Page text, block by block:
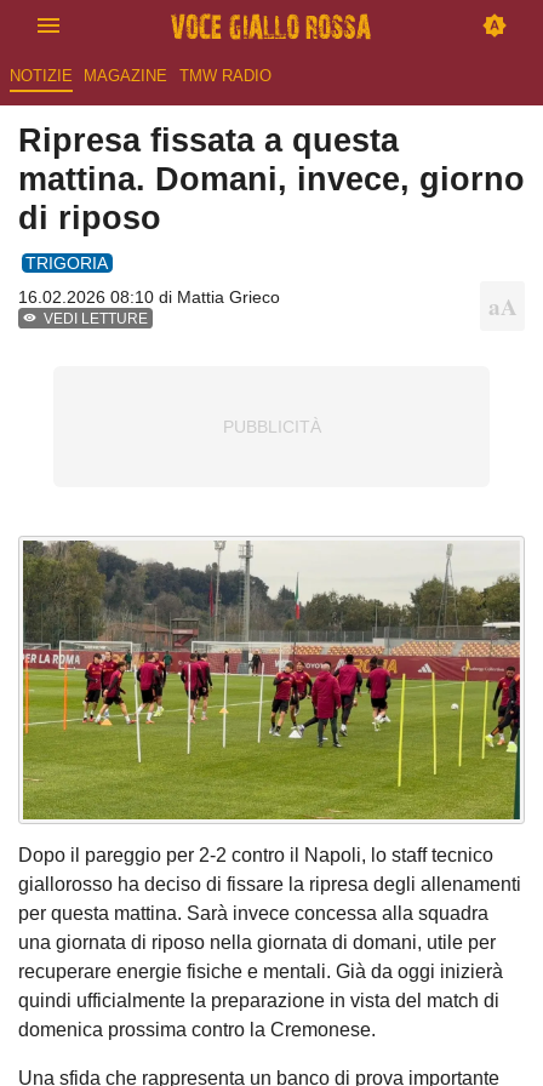
NOTIZIE MAGAZINE TMW RADIO
Ripresa fissata a questa
mattina. Domani, invece, giorno
di riposo
TRIGORIA
16.02.2026 08:10 di Mattia Grieco
VEDI LETTURE
Dopo il pareggio per 2-2 contro il Napoli, lo staff tecnico
giallorosso ha deciso di fissare la ripresa degli allenamenti
per questa mattina. Sarà invece concessa alla squadra
una giornata di riposo nella giornata di domani, utile per
recuperare energie fisiche e mentali. Già da oggi inizierà
quindi ufficialmente la preparazione in vista del match di
domenica prossima contro la Cremonese.
Una sfida che rappresenta un banco di prova importante